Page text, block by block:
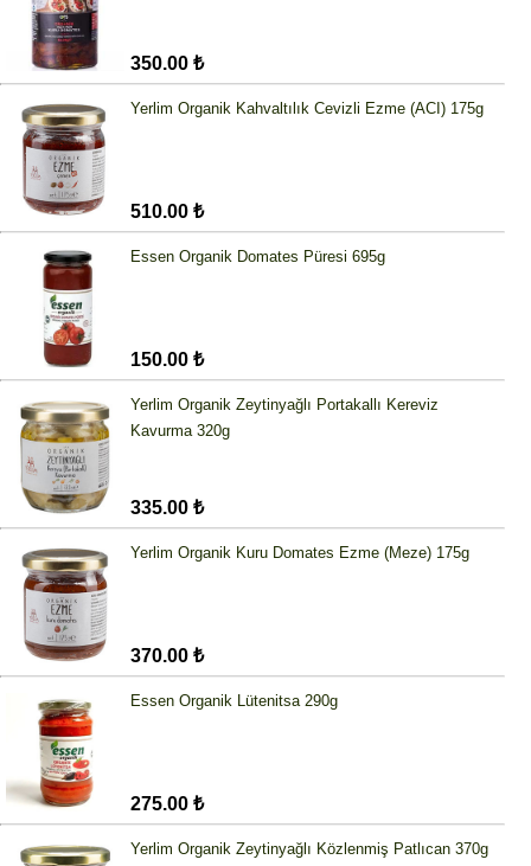
350.00 ₺
Yerlim Organik Kahvaltılık Cevizli Ezme (ACI) 175g
510.00 ₺
Essen Organik Domates Püresi 695g
150.00 ₺
Yerlim Organik Zeytinyağlı Portakallı Kereviz
Kavurma 320g
335.00 ₺
Yerlim Organik Kuru Domates Ezme (Meze) 175g
370.00 ₺
Essen Organik Lütenitsa 290g
275.00 ₺
Yerlim Organik Zeytinyağlı Közlenmiş Patlıcan 370g